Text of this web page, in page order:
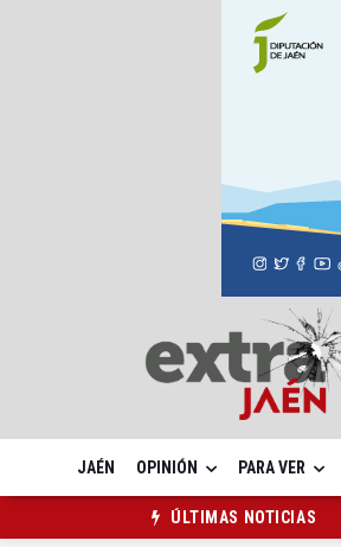
JAÉN OPINIÓN PARA VER
ÚLTIMAS NOTICIAS